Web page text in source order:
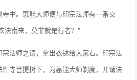
中。惠能大师便与印宗法师有一番交
法南来，莫非就是行者？”
法师之请，拿出衣钵给大家看。印宗法
寺菩提树下，为惠能大师剃度，并请法